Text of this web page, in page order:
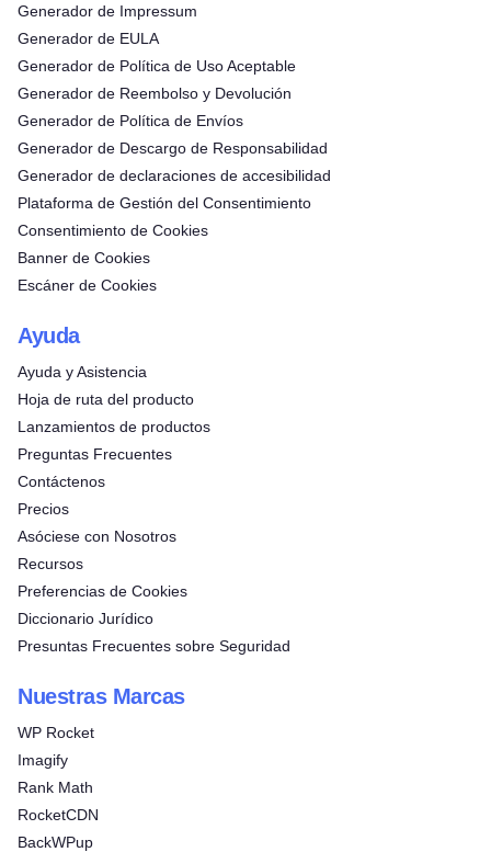
Generador de Impressum
Generador de EULA
Generador de Política de Uso Aceptable
Generador de Reembolso y Devolución
Generador de Política de Envíos
Generador de Descargo de Responsabilidad
Generador de declaraciones de accesibilidad
Plataforma de Gestión del Consentimiento
Consentimiento de Cookies
Banner de Cookies
Escáner de Cookies
Ayuda
Ayuda y Asistencia
Hoja de ruta del producto
Lanzamientos de productos
Preguntas Frecuentes
Contáctenos
Precios
Asóciese con Nosotros
Recursos
Preferencias de Cookies
Diccionario Jurídico
Presuntas Frecuentes sobre Seguridad
Nuestras Marcas
WP Rocket
Imagify
Rank Math
RocketCDN
BackWPup